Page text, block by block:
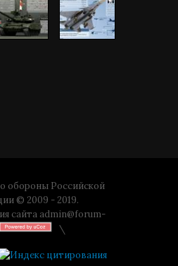
обороны Российской
© 2009 - 2019.
сайта admin@forum-